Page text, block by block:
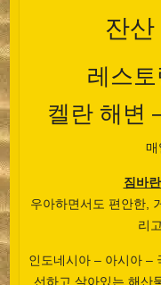
잔
레스
켈란 해변
매
짐바
우아하면서도 편안한,
리
인도네시아 – 아시아 –
선하고 살아있는 해산